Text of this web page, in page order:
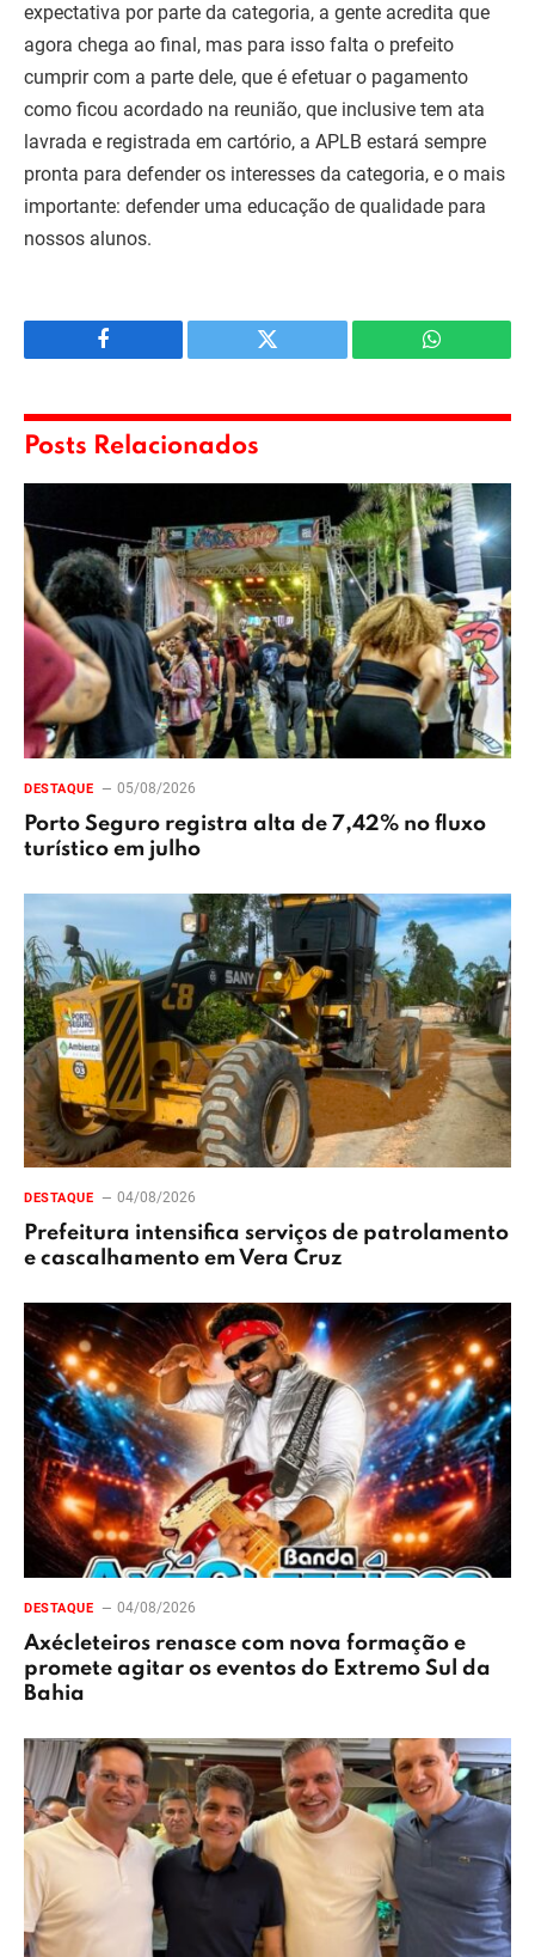
expectativa por parte da categoria, a gente acredita que
agora chega ao final, mas para isso falta o prefeito
cumprir com a parte dele, que é efetuar o pagamento
como ficou acordado na reunião, que inclusive tem ata
lavrada e registrada em cartório, a APLB estará sempre
pronta para defender os interesses da categoria, e o mais
importante: defender uma educação de qualidade para
nossos alunos.
Facebook Twitter WhatsApp
Posts Relacionados
DESTAQUE 05/08/2026
Porto Seguro registra alta de 7,42% no fluxo
turístico em julho
DESTAQUE 04/08/2026
Prefeitura intensifica serviços de patrolamento
e cascalhamento em Vera Cruz
DESTAQUE 04/08/2026
Axécleteiros renasce com nova formação e
promete agitar os eventos do Extremo Sul da
Bahia